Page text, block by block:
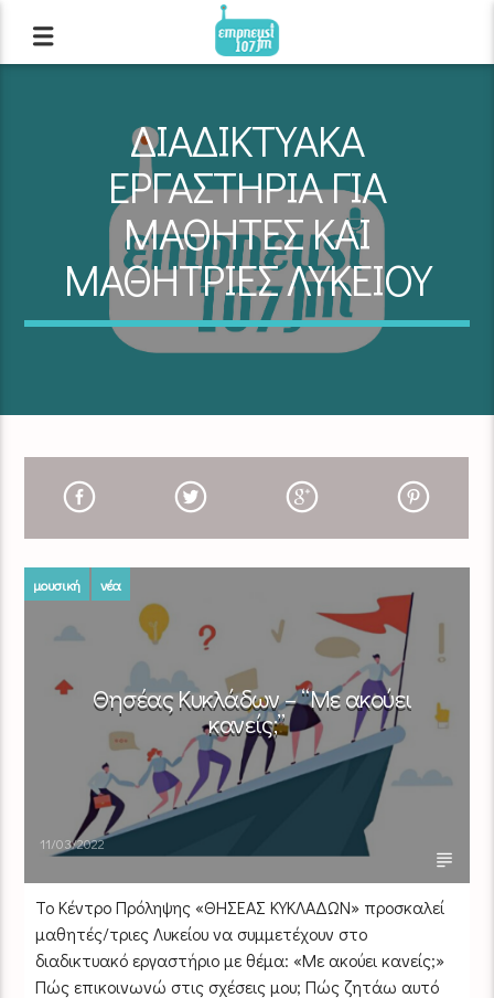
ΔΙΑΔΙΚΤΥΑΚΑ
ΕΡΓΑΣΤΗΡΙΑ ΓΙΑ
ΜΑΘΗΤΕΣ ΚΑΙ
ΜΑΘΗΤΡΙΕΣ ΛΥΚΕΙΟΥ
μουσική νέα
Θησέας Κυκλάδων – “Με ακούει
κανείς;”
11/03/2022
Το Κέντρο Πρόληψης «ΘΗΣΕΑΣ ΚΥΚΛΑΔΩΝ» προσκαλεί
μαθητές/τριες Λυκείου να συμμετέχουν στο
διαδικτυακό εργαστήριο με θέμα: «Με ακούει κανείς;»
Πώς επικοινωνώ στις σχέσεις μου; Πώς ζητάω αυτό